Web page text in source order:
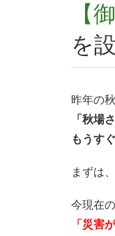
【御宿町上布施】安全性の高いエリーパワー蓄電池
を
昨年の
「秋場
もうす
まずは
今現在
「災害